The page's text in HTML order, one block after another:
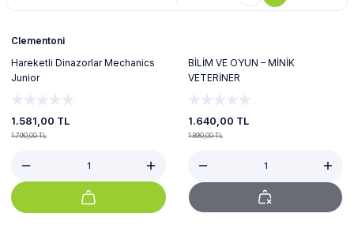
%12
Clementoni
Hareketli Dinazorlar Mechanics
Junior
1.581,00 TL
1.790,00 TL
BİLİM VE OYUN – MİNİK
VETERİNER
1.640,00 TL
1.890,00 TL